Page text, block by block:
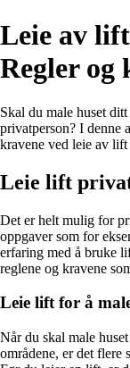
Leie av
Regler og
Skal du male huset
privatperson? I denne
kravene ved leie av
Leie lift
Det er helt mulig for
oppgaver som for
erfaring med å bruke
reglene og kravene
Leie lift for å
Når du skal male
områdene, er det flere